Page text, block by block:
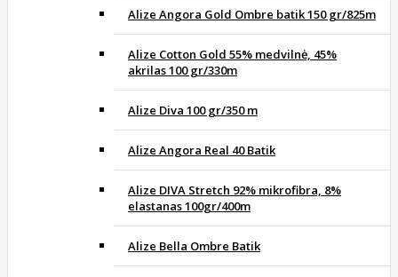
Alize Angora Gold Ombre batik 150 gr/825m
Alize Cotton Gold 55% medvilnė, 45%
akrilas 100 gr/330m
Alize Diva 100 gr/350 m
Alize Angora Real 40 Batik
Alize DIVA Stretch 92% mikrofibra, 8%
elastanas 100gr/400m
Alize Bella Ombre Batik